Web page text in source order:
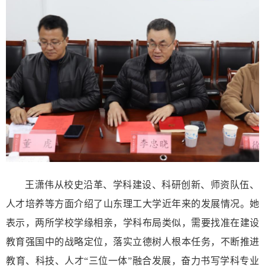
王潇伟从校史沿革、学科建设、科研创新、师资队伍、
人才培养等方面介绍了 山东理工大学近年来的发展情况。她
表示， 两所学校学缘相亲，学科布局类似，需要找准在建设
教育强国中的战略定位，落实立德树人根本任务，不断推进
教育、科技、人才“三位一体”融合发展，奋力书写学科专业